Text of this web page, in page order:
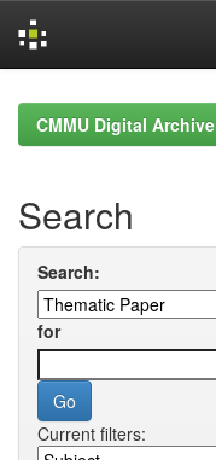
navigationCMMU Digital Archive
Search
Search:
for
Current filters: